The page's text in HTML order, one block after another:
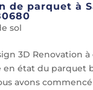
de parquet à
sol
3D Renovation
en état du parquet
avons